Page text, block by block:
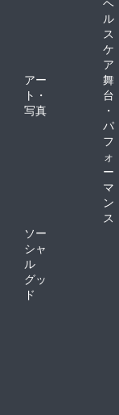
ル
ス
ケ
ア
アー
ト・
写真
舞
台
・
パ
フ
ォ
ー
マ
ン
ス
ソー
シャ
ル
グッ
ド